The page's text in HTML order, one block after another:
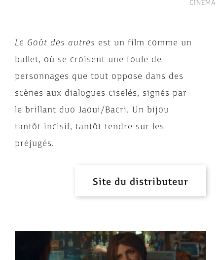
CINEMA
Le Goût des autres est un film comme un
ballet, où se croisent une foule de
personnages que tout oppose dans des
scènes aux dialogues ciselés, signés par
le brillant duo Jaoui/Bacri. Un bijou
tantôt incisif, tantôt tendre sur les
préjugés.
Site du distributeur